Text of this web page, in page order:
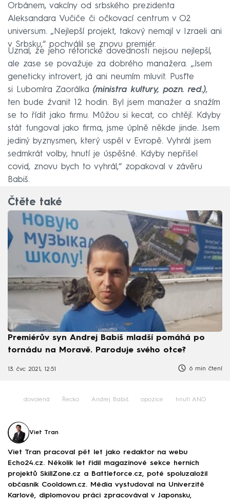
Orbánem, vakcíny od srbského prezidenta
Aleksandara Vučiče či očkovací centrum v O2
universum. „Nejlepší projekt, takový nemají v Izraeli ani
v Srbsku,“ pochválil se znovu premiér.
Uznal, že jeho rétorické dovednosti nejsou nejlepší,
ale zase se považuje za dobrého manažera. „Jsem
geneticky introvert, já ani neumím mluvit. Pusťte
si Lubomíra Zaorálka (ministra kultury, pozn. red.),
ten bude žvanit 12 hodin. Byl jsem manažer a snažím
se to řídit jako firmu. Můžou si kecat, co chtějí. Kdyby
stát fungoval jako firma, jsme úplně někde jinde. Jsem
jediný byznysmen, který uspěl v Evropě. Vyhrál jsem
sedmkrát volby, hnutí je úspěšné. Kdyby nepřišel
covid, znovu bych to vyhrál,“ zopakoval v závěru
Babiš.
Čtěte také
Premiérův syn Andrej Babiš mladší pomáhá po
tornádu na Moravě. Paroduje svého otce?
13. čvc 2021, 12:51 6 min čtení
dovolená Řecko Andrej Babiš opozice hnutí ANO
Viet Tran
Viet Tran pracoval pět let jako redaktor na webu
Echo24.cz. Několik let řídil magazínové sekce herních
projektů SkillZone.cz a Battleforce.cz, poté spoluzaložil
občasník Cooldown.cz. Média vystudoval na Univerzitě
Karlově, diplomovou práci zpracovával v Japonsku,